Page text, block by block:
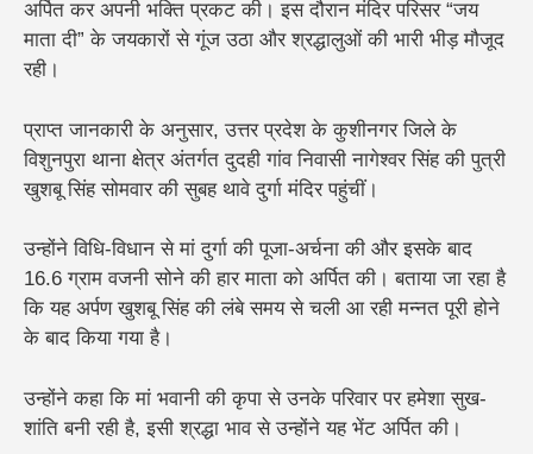
अर्पित कर अपनी भक्ति प्रकट की । इस दौरान मंदिर परिसर “जय
माता दी” के जयकारों से गूंज उठा और श्रद्धालुओं की भारी भीड़ मौजूद
रही।
प्राप्त जानकारी के अनुसार, उत्तर प्रदेश के कुशीनगर जिले के
विशुनपुरा थाना क्षेत्र अंतर्गत दुदही गांव निवासी नागेश्वर सिंह की पुत्री
खुशबू सिंह सोमवार की सुबह थावे दुर्गा मंदिर पहुंचीं।
उन्होंने विधि-विधान से मां दुर्गा की पूजा-अर्चना की और इसके बाद
16.6 ग्राम वजनी सोने की हार माता को अर्पित की। बताया जा रहा है
कि यह अर्पण खुशबू सिंह की लंबे समय से चली आ रही मन्नत पूरी होने
के बाद किया गया है।
उन्होंने कहा कि मां भवानी की कृपा से उनके परिवार पर हमेशा सुख-
शांति बनी रही है, इसी श्रद्धा भाव से उन्होंने यह भेंट अर्पित की।